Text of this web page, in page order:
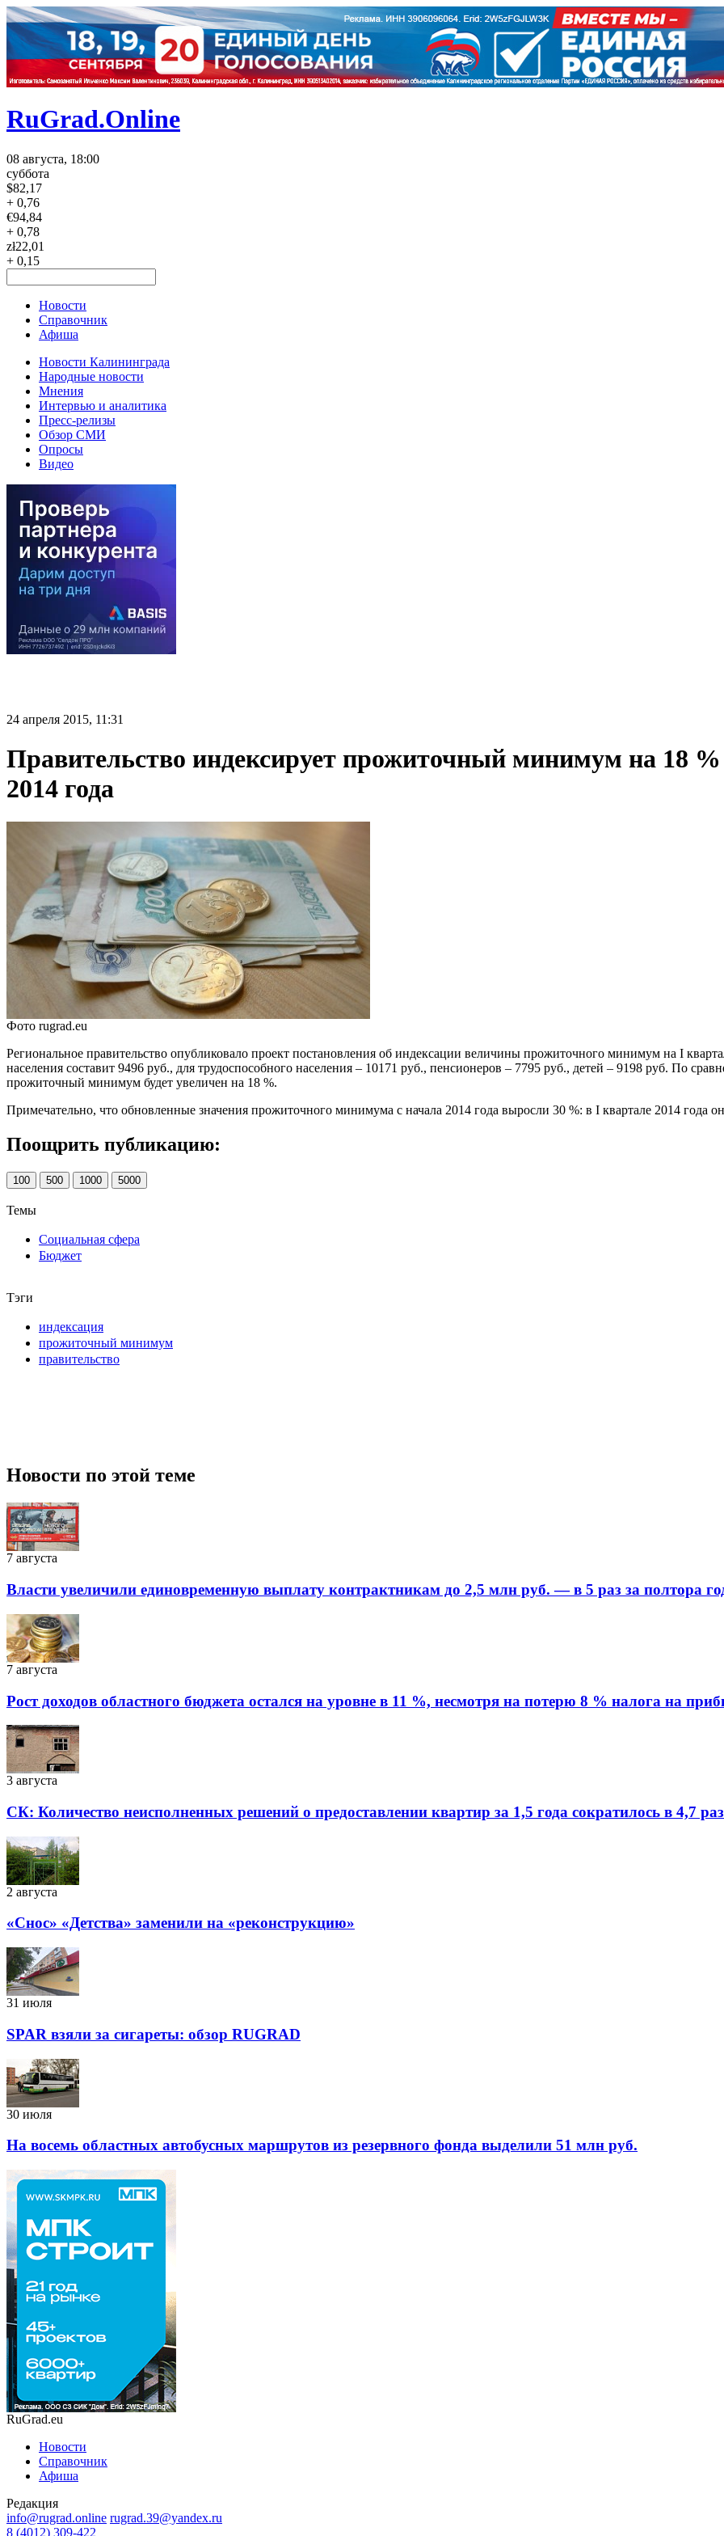
RuGrad.Online
08 августа, 18:00
суббота
$82,17
+ 0,76
€94,84
+ 0,78
zł22,01
+ 0,15
Новости
Справочник
Афиша
Новости Калининграда
Народные новости
Мнения
Интервью и аналитика
Пресс-релизы
Обзор СМИ
Опросы
Видео
24 апреля 2015, 11:31
Правительство индексирует прожиточный минимум на 18
2014 года
Фото rugrad.eu
Региональное правительство опубликовало проект постановления об индексации величины прожиточного минимум на I
населения составит 9496 руб., для трудоспособного населения – 10171 руб., пенсионеров – 7795 руб., детей – 9198 руб. По
прожиточный минимум будет увеличен на 18 %.
Примечательно, что обновленные значения прожиточного минимума с начала 2014 года выросли 30 %: в I квартале 2014 года
Поощрить публикацию:
100 500 1000 5000
Темы
Социальная сфера
Бюджет
Тэги
индексация
прожиточный минимум
правительство
Новости по этой теме
7 августа
Власти увеличили единовременную выплату контрактникам до 2,5 млн руб. — в 5 раз за полтора
7 августа
Рост доходов областного бюджета остался на уровне в 11 %, несмотря на потерю 8 % налога на
3 августа
СК: Количество неисполненных решений о предоставлении квартир за 1,5 года сократилось в 4,7
2 августа
«Снос» «Детства» заменили на «реконструкцию»
31 июля
SPAR взяли за сигареты: обзор RUGRAD
30 июля
На восемь областных автобусных маршрутов из резервного фонда выделили 51 млн руб.
RuGrad.eu
Новости
Справочник
Афиша
Редакция
info@rugrad.online rugrad.39@yandex.ru
8 (4012) 309-422